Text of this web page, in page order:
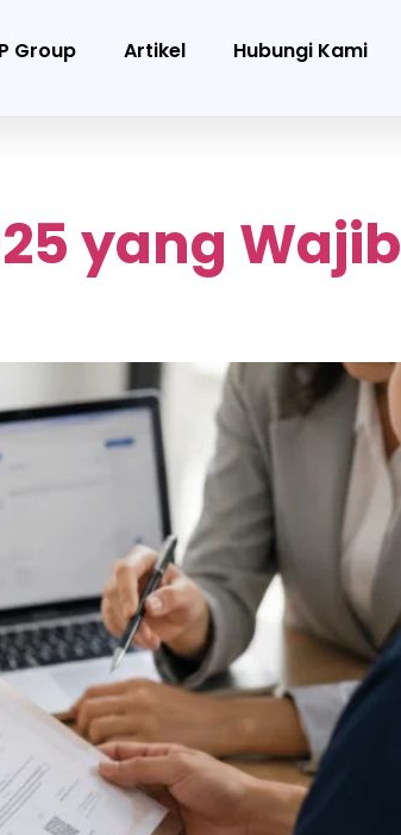
Group Artikel Hubungi Kami
yang Wajib